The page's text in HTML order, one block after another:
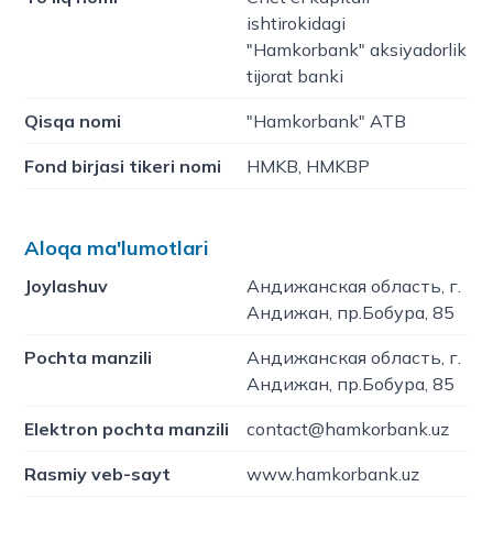
ishtirokidagi
"Hamkorbank" aksiyadorlik
tijorat banki
Qisqa nomi "Hamkorbank" ATB
Fond birjasi tikeri nomi HMKB, HMKBP
Aloqa ma'lumotlari
Joylashuv
Андижанская область, г.
Андижан, пр.Бобура, 85
Pochta manzili
Андижанская область, г.
Андижан, пр.Бобура, 85
Elektron pochta manzili contact@hamkorbank.uz
Rasmiy veb-sayt www.hamkorbank.uz